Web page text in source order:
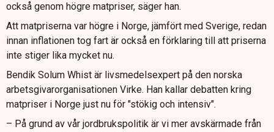
också genom högre matpriser, säger han.
Att matpriserna var högre i Norge, jämfört med Sverige, redan
innan inflationen tog fart är också en förklaring till att priserna
inte stiger lika mycket nu.
Bendik Solum Whist är livsmedelsexpert på den norska
arbetsgivarorganisationen Virke. Han kallar debatten kring
matpriser i Norge just nu för "stökig och intensiv".
– På grund av vår jordbrukspolitik är vi mer avskärmade från